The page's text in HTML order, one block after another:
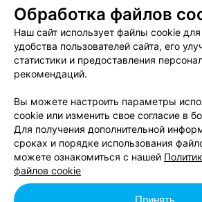
обработки персональных данных
прав
Нажимая кнопку «Добавить отзыв», вы
Пользовательского соглашения
afisha.relax.by представляет вашему
«Любимый шансон». Душевный
Обработка файлов
Наш сайт использует файлы cookie
удобства пользователей сайта, его
статистики и предоставления
рекомендаций.
Вы можете настроить параметры
cookie или изменить свое согласие в
Для получения дополнительной
сроках и порядке использования
можете ознакомиться с нашей
файлов cookie
Принять